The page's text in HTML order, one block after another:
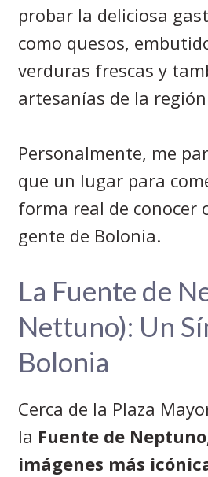
probar la deliciosa
como quesos,
verduras frescas y
artesanías de la
Personalmente, me
que un lugar para
forma real de conocer
gente de Bolonia.
La Fuente de
Nettuno): Un
Bolonia
Cerca de la Plaza
la Fuente de
imágenes más